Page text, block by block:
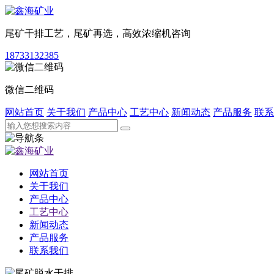
尾矿干排工艺，尾矿再选，高效浓缩机咨询
18733132385
微信二维码
网站首页 关于我们 产品中心 工艺中心 新闻动态 产品服务 联
网站首页
关于我们
产品中心
工艺中心
新闻动态
产品服务
联系我们